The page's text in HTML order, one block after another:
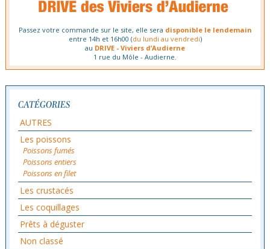
Passez votre commande sur le site, elle sera disponible le lendemain
entre 14h et 16h00 (du lundi au vendredi)
au DRIVE - Viviers d’Audierne
1 rue du Môle - Audierne.
CATÉGORIES
AUTRES
Les poissons
Poissons fumés
Poissons entiers
Poissons en filet
Les crustacés
Les coquillages
Prêts à déguster
Non classé